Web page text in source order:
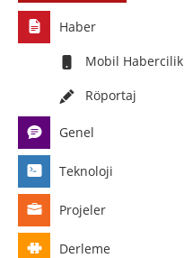
Haber
Mobil Habercilik
Röportaj
Genel
Teknoloji
Projeler
Derleme